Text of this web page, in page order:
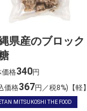
県産のブロック
価格340円
価格367円／税8%)【軽】
MITSUKOSHI THE FOOD